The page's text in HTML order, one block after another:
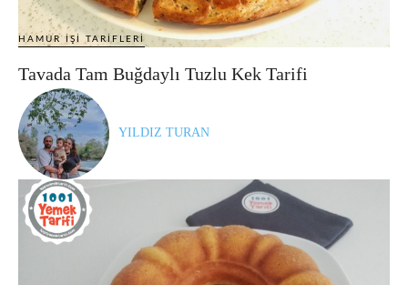
HAMUR İŞI TARIFLERI
Tavada Tam Buğdaylı Tuzlu Kek Tarifi
YILDIZ TURAN